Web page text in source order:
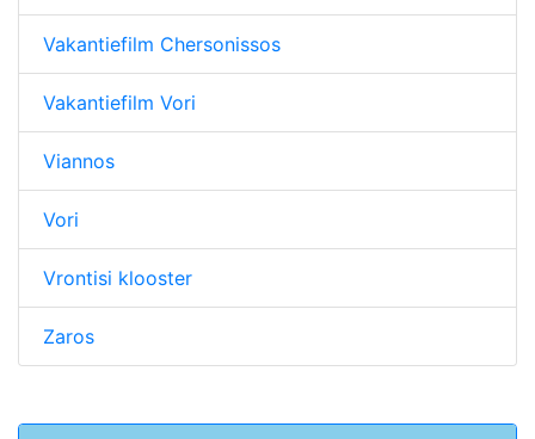
Vakantiefilm Chersonissos
Vakantiefilm Vori
Viannos
Vori
Vrontisi klooster
Zaros